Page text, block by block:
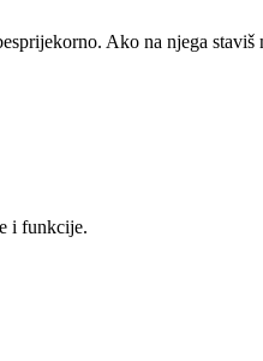
Ako na njega
i funkcije.